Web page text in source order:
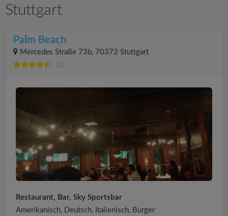
Stuttgart
Palm Beach
Mercedes Straße 73b, 70372 Stuttgart
(3)
Restaurant, Bar, Sky Sportsbar
Amerikanisch, Deutsch, Italienisch, Burger